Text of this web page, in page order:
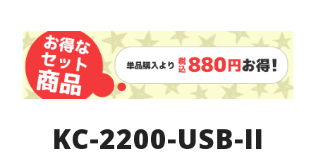
製品詳細情報
KC-2200-USB-II